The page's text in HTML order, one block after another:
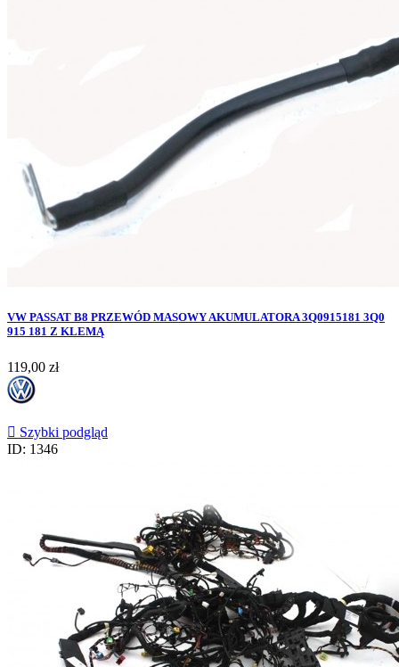
VW PASSAT B8 PRZEWÓD MASOWY AKUMULATORA 3Q0915181 3Q0
915 181 Z KLEMĄ
Cena
119,00 zł
 Szybki podgląd
ID: 1346